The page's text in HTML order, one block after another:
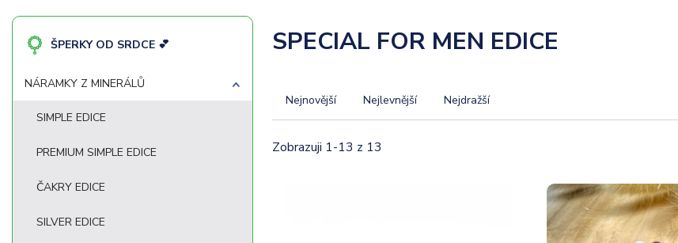
ŠPERKY OD SRDCE 💕
NÁRAMKY Z MINERÁLŮ
SIMPLE EDICE
PREMIUM SIMPLE EDICE
ČAKRY EDICE
SILVER EDICE
SPECIAL FOR MEN EDICE
Nejnovější Nejlevnější Nejdražší
Zobrazuji 1-13 z 13